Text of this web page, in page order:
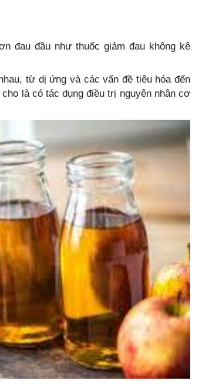
đau đầu như thuốc giảm đau không kê
từ dị ứng và các vấn đề tiêu hóa đến
là có tác dụng điều trị nguyên nhân cơ